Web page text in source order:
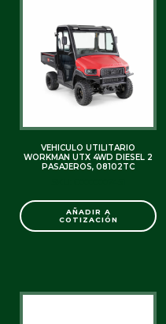
VEHICULO UTILITARIO
WORKMAN UTX 4WD DIESEL 2
PASAJEROS, 08102TC
AÑADIR A
COTIZACIÓN